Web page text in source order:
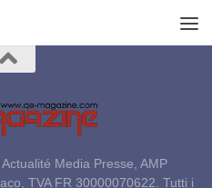
Media Presse, AMP
TVA FR 30000070622. Tutti i